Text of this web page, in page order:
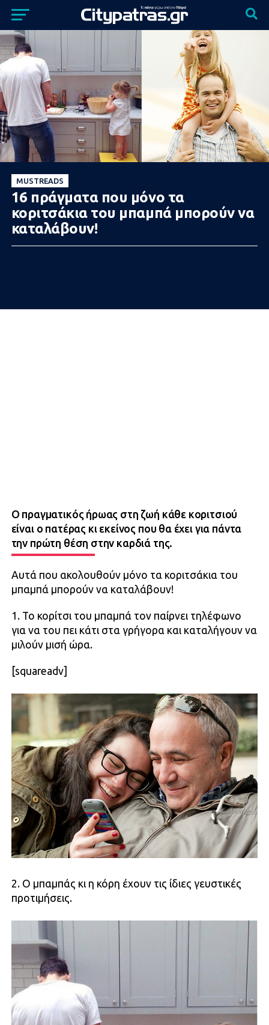
MUSTREADS
16 πράγματα που μόνο τα
κοριτσάκια του μπαμπά μπορούν να
καταλάβουν!
Ο πραγματικός ήρωας στη ζωή κάθε κοριτσιού
είναι ο πατέρας κι εκείνος που θα έχει για πάντα
την πρώτη θέση στην καρδιά της.
Αυτά που ακολουθούν μόνο τα κοριτσάκια του
μπαμπά μπορούν να καταλάβουν!
1. Το κορίτσι του μπαμπά τον παίρνει τηλέφωνο
για να του πει κάτι στα γρήγορα και καταλήγουν να
μιλούν μισή ώρα.
[squareadv]
2. Ο μπαμπάς κι η κόρη έχουν τις ίδιες γευστικές
προτιμήσεις.